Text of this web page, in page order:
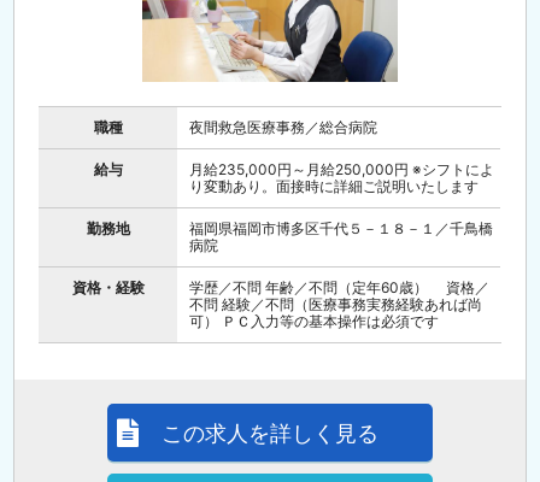
職種 夜間救急医療事務／総合病院
給与
月給235,000円～月給250,000円 ※シフトによ
り変動あり。面接時に詳細ご説明いたします
勤務地
福岡県福岡市博多区千代５－１８－１／千鳥橋
病院
資格・経験
学歴／不問 年齢／不問（定年60歳） 資格／
不問 経験／不問（医療事務実務経験あれば尚
可） ＰＣ入力等の基本操作は必須です
この求人を詳しく見る